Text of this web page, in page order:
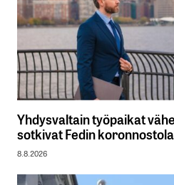
Yhdysvaltain työpaikat
sotkivat Fedin
8.8.2026